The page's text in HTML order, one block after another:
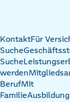
KontaktFür
Suche
Suche
werden
BerufMit
FamilieAusbildung